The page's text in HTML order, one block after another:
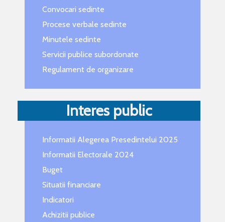
Convocari sedinte
Procese verbale sedinte
Minutele sedinte
Servicii publice subordonate
Regulament de organizare
Interes public
Informatii Alegerea Presedintelui 2025
Informatii Electorale 2024
Buget
Situatii financiare
Indicatori
Achizitii publice